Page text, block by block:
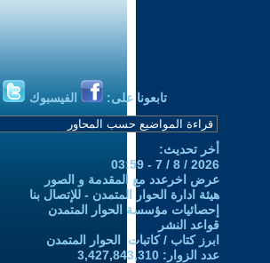
تابعونا على: الفيسبوك
أخر تحديث:
2026 / 8 / 7 - 03:59
عرض اخرعدد مع المقدمة و الصور
هيئة ادارة الحوار المتمدن - للإتصال بنا
إحصائيات مؤسسة الحوار المتمدن
قواعد النشر
ابرز كتاب / كاتبات الحوار المتمدن
عدد الزوار: 3,427,843,310